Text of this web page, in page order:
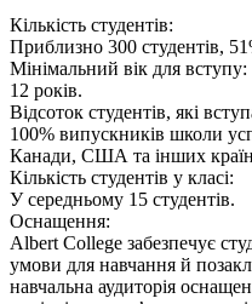
Кількість студентів:
Приблизно 300 студентів,
Мінімальний вік для вступу:
12 років.
Відсоток студентів, які
100% випускників школи
Канади, США та інших
Кількість студентів у класі:
У середньому 15 студентів.
Оснащення:
Albert College забезпечує
умови для навчання й
навчальна аудиторія